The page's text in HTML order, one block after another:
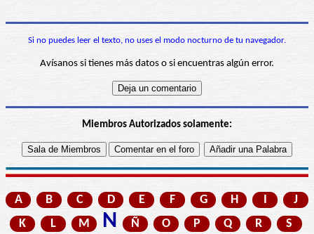
Si no puedes leer el texto, no uses el modo nocturno de tu navegador.
Avísanos si tienes más datos o si encuentras algún error.
Miembros Autorizados solamente:
A B C D E F G H I
J
K
L M N Ñ O P Q R
S